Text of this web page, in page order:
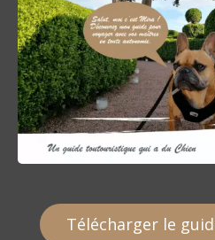
Télécharger le